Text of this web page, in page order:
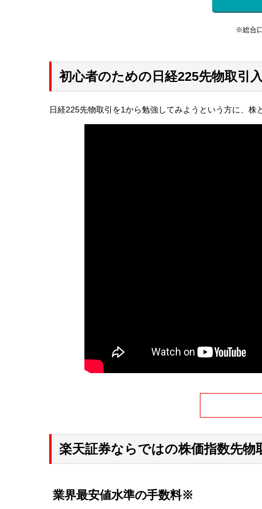
※総合
初心者のための日経225先物取引
日経225先物取引を1から勉強してみようという方に、
楽天証券ならではの株価指数先物
業界最安値水準の手数料※